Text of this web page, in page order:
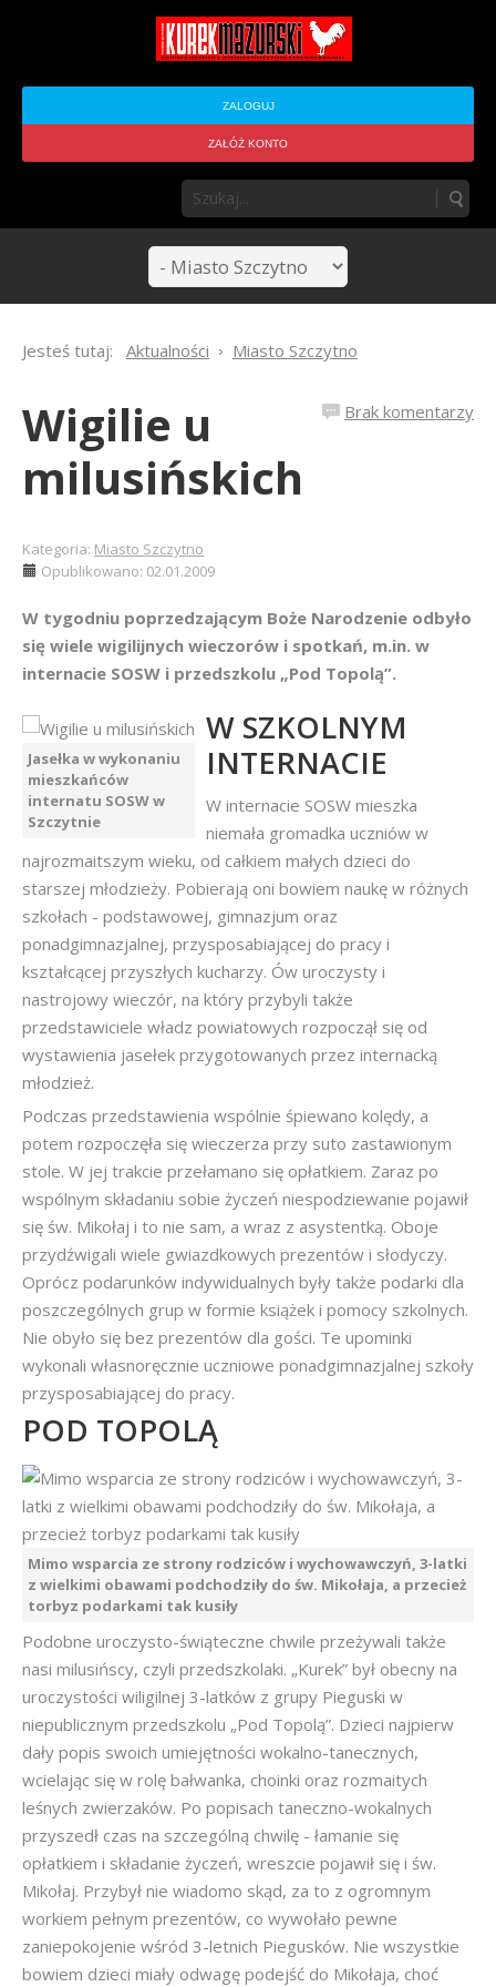
ZALOGUJ
ZAŁÓŻ KONTO
Jesteś tutaj: Aktualności Miasto Szczytno
Brak komentarzy
Wigilie u
milusińskich
Kategoria: Miasto Szczytno
Opublikowano: 02.01.2009
W tygodniu poprzedzającym Boże Narodzenie odbyło
się wiele wigilijnych wieczorów i spotkań, m.in. w
internacie SOSW i przedszkolu „Pod Topolą”.
Jasełka w wykonaniu
mieszkańców
internatu SOSW w
Szczytnie
W SZKOLNYM
INTERNACIE
W internacie SOSW mieszka
niemała gromadka uczniów w
najrozmaitszym wieku, od całkiem małych dzieci do
starszej młodzieży. Pobierają oni bowiem naukę w różnych
szkołach - podstawowej, gimnazjum oraz
ponadgimnazjalnej, przysposabiającej do pracy i
kształcącej przyszłych kucharzy. Ów uroczysty i
nastrojowy wieczór, na który przybyli także
przedstawiciele władz powiatowych rozpoczął się od
wystawienia jasełek przygotowanych przez internacką
młodzież.
Podczas przedstawienia wspólnie śpiewano kolędy, a
potem rozpoczęła się wieczerza przy suto zastawionym
stole. W jej trakcie przełamano się opłatkiem. Zaraz po
wspólnym składaniu sobie życzeń niespodziewanie pojawił
się św. Mikołaj i to nie sam, a wraz z asystentką. Oboje
przydźwigali wiele gwiazdkowych prezentów i słodyczy.
Oprócz podarunków indywidualnych były także podarki dla
poszczególnych grup w formie książek i pomocy szkolnych.
Nie obyło się bez prezentów dla gości. Te upominki
wykonali własnoręcznie uczniowe ponadgimnazjalnej szkoły
przysposabiającej do pracy.
POD TOPOLĄ
Mimo wsparcia ze strony rodziców i wychowawczyń, 3-latki
z wielkimi obawami podchodziły do św. Mikołaja, a przecież
torbyz podarkami tak kusiły
Podobne uroczysto-świąteczne chwile przeżywali także
nasi milusińscy, czyli przedszkolaki. „Kurek” był obecny na
uroczystości wiligilnej 3-latków z grupy Pieguski w
niepublicznym przedszkolu „Pod Topolą”. Dzieci najpierw
dały popis swoich umiejętności wokalno-tanecznych,
wcielając się w rolę bałwanka, choinki oraz rozmaitych
leśnych zwierzaków. Po popisach taneczno-wokalnych
przyszedł czas na szczególną chwilę - łamanie się
opłatkiem i składanie życzeń, wreszcie pojawił się i św.
Mikołaj. Przybył nie wiadomo skąd, za to z ogromnym
workiem pełnym prezentów, co wywołało pewne
zaniepokojenie wśród 3-letnich Piegusków. Nie wszystkie
bowiem dzieci miały odwagę podejść do Mikołaja, choć